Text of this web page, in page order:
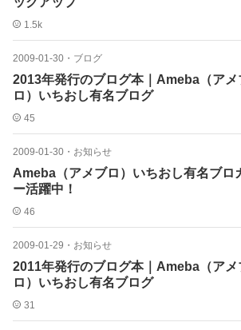
1.5k
2009-01-30 ・ ブログ
2013年発行のブログ本｜Ameba（アメ
ロ）いちおし有名ブログ
45
2009-01-30 ・ お知らせ
Ameba（アメブロ）いちおし有名ブロ
ー活躍中！
46
2009-01-29 ・ お知らせ
2011年発行のブログ本｜Ameba（アメ
ロ）いちおし有名ブログ
31